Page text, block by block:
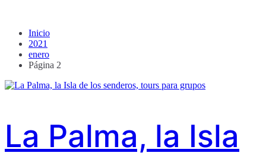
Inicio
2021
enero
Página 2
La Palma, la Isla